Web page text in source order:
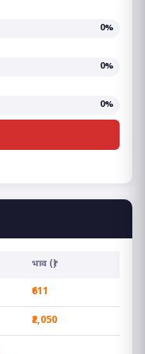
0%
0%
0%
भाव (₹)
₹611
₹2,050